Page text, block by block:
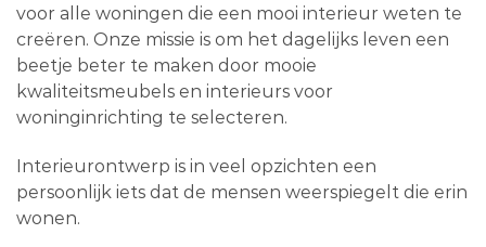
voor alle woningen die een mooi interieur weten te
creëren. Onze missie is om het dagelijks leven een
beetje beter te maken door mooie
kwaliteitsmeubels en interieurs voor
woninginrichting te selecteren.
Interieurontwerp is in veel opzichten een
persoonlijk iets dat de mensen weerspiegelt die erin
wonen.